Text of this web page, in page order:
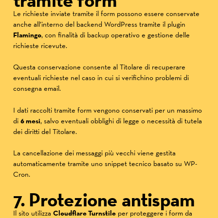
Le richieste inviate tramite il form possono essere conservate
anche all’interno del backend WordPress tramite il plugin
Flamingo, con finalità di backup operativo e gestione delle
richieste ricevute.
Questa conservazione consente al Titolare di recuperare
eventuali richieste nel caso in cui si verifichino problemi di
consegna email.
I dati raccolti tramite form vengono conservati per un massimo
di 6 mesi, salvo eventuali obblighi di legge o necessità di tutela
dei diritti del Titolare.
La cancellazione dei messaggi più vecchi viene gestita
automaticamente tramite uno snippet tecnico basato su WP-
Cron.
7. Protezione antispam
Il sito utilizza Cloudflare Turnstileper proteggere i form da